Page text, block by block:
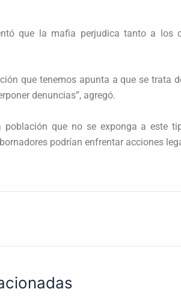
que la mafia perjudica tanto a los
que tenemos apunta a que se trata
denuncias”, agregó.
población que no se exponga a este
podrían enfrentar acciones